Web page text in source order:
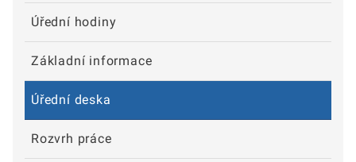
Úřední hodiny
Základní informace
Úřední deska
Rozvrh práce